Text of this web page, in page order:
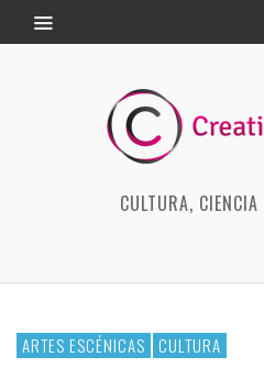
CULTURA,
ARTES ESCÉNICAS CULTURA